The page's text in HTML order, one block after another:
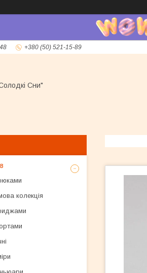
+380 (50) 521-15-89
Сни"
колекція